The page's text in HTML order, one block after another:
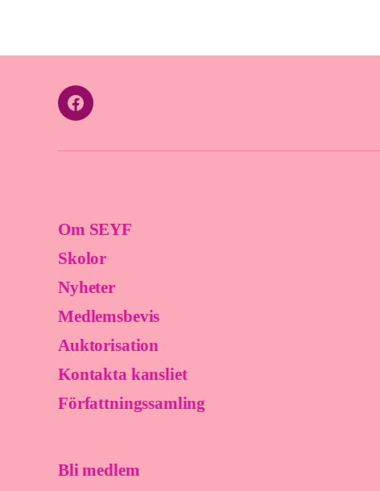
Facebook
Om SEYF
Skolor
Nyheter
Medlemsbevis
Auktorisation
Kontakta kansliet
Författningssamling
Bli medlem